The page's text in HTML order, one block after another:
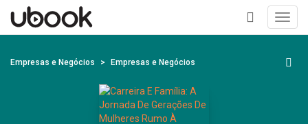
+
Empresas e Negócios Empresas e Negócios